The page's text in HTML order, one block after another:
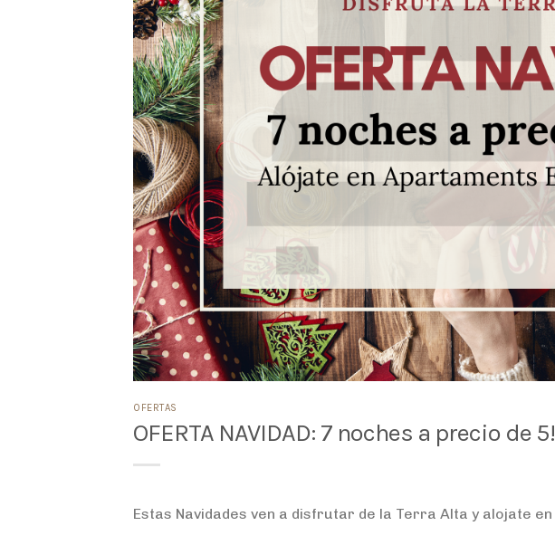
OFERTAS
OFERTA NAVIDAD: 7 noches a precio de 5!
Estas Navidades ven a disfrutar de la Terra Alta y alojate en